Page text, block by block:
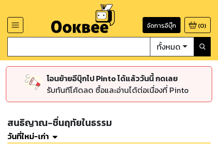
จัดการอีบุ๊ก (0)
ทั้งหมด
โอนย้ายอีบุ๊กไป Pinto ได้แล้ววันนี้ กดเลย
รับทันทีโค้ดลด ซื้อและอ่านได้ต่อเนื่องที่ Pinto
สนธิญาณ-ชื่นฤทัยในธรรม
วันที่ใหม่-เก่า